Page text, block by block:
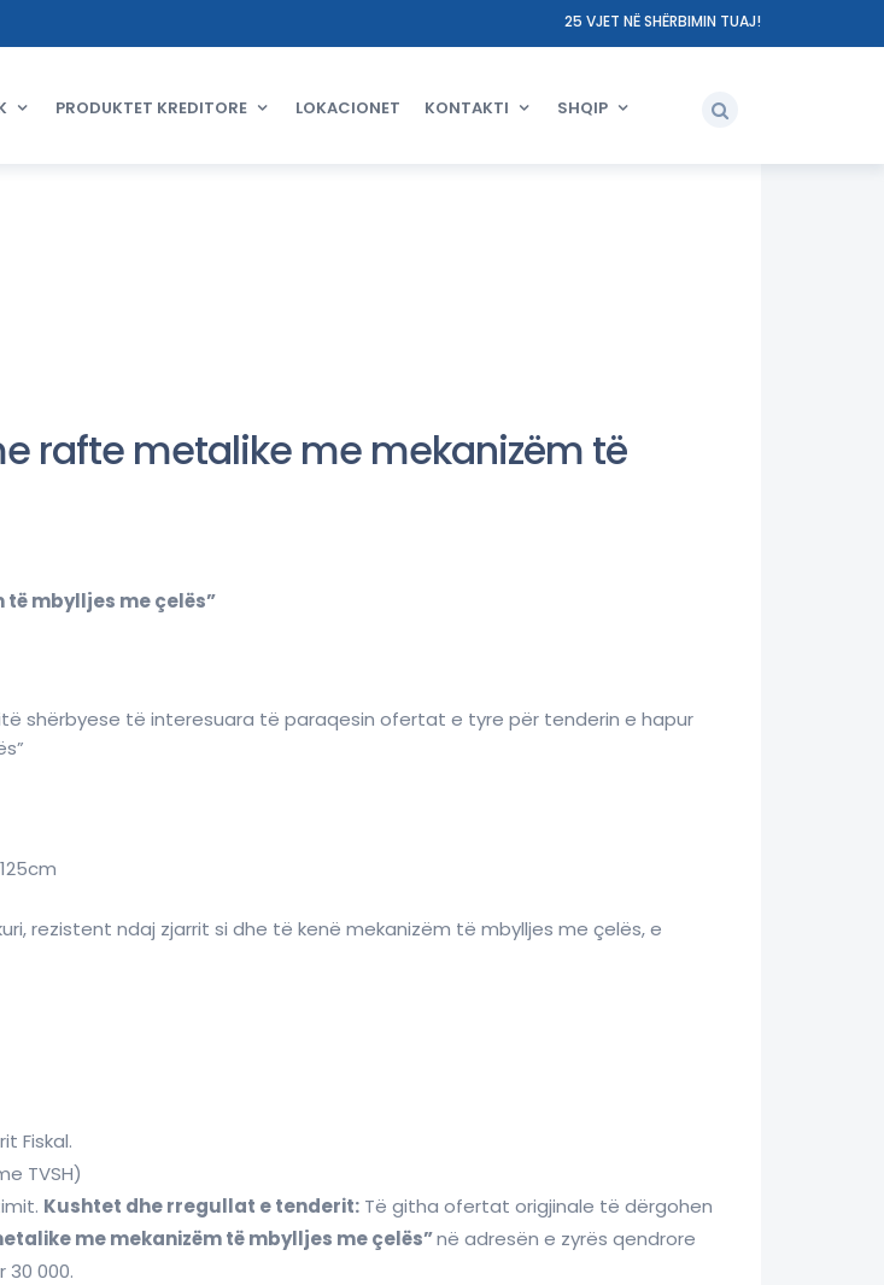
25 VJET NË SHËRBIMIN TUAJ!
PRODUKTET KREDITORE LOKACIONET KONTAKTI SHQIP
rafte metalike me mekanizëm të
mbylljes me çelës”
shërbyese të interesuara të paraqesin ofertat e tyre për tenderin e hapur
rezistent ndaj zjarrit si dhe të kenë mekanizëm të mbylljes me çelës, e
Fiskal.
TVSH)
Kushtet dhe rregullat e tenderit: Të githa ofertat origjinale të dërgohen
me mekanizëm të mbylljes me çelës”në adresën e zyrës qendrore
30 000.